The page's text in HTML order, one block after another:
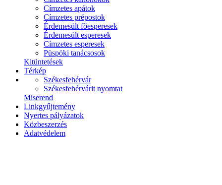
Címzetes apátok
Címzetes prépostok
Érdemesült főesperesek
Érdemesült esperesek
Címzetes esperesek
Püspöki tanácsosok
Kitüntetések
Térkép
Székesfehérvár
Székesfehérvárit nyomtat
Miserend
Linkgyűjtemény
Nyertes pályázatok
Közbeszerzés
Adatvédelem